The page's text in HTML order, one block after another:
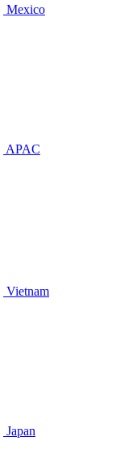
Mexico
APAC
Vietnam
Japan